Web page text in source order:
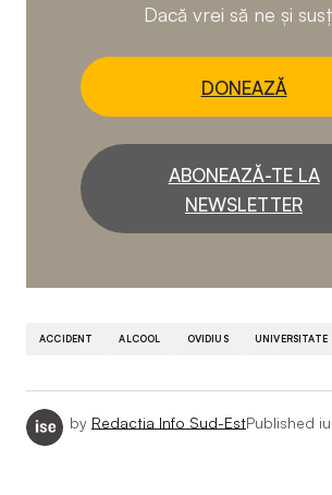
Dacă vrei să ne și
DONEAZĂ
ABONEAZĂ-TE LA
NEWSLETTER
ACCIDENT ALCOOL OVIDIUS UNIVERSITATE
by Redactia Info Sud-EstPublished